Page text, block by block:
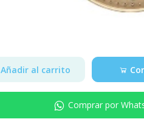
Añadir al carrito
Comprar por